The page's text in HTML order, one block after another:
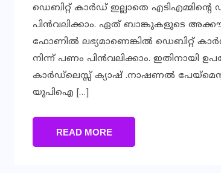
ഡെബിറ്റ് കാർഡ് ഇല്ലാതെ
പിൻവലിക്കാം. ഏത് ബാങ്കുകളുടെ
ഫോണിൽ ലഭ്യമാണെങ്കിൽ ഡെബിറ്റ്
നിന്ന് പണം പിൻവലിക്കാം. ഇതിനായി
കാർഡ്‌ലെസ്സ് ക്യാഷ് .നാഷണൽ
യുപിഐ […]
READ MORE